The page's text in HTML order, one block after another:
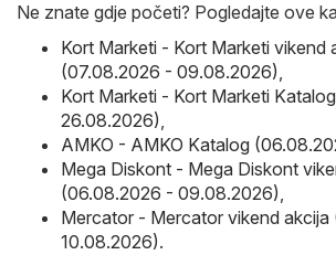
Ne znate gdje početi? Pogledajte ove
Kort Marketi - Kort Marketi vikend
(07.08.2026 - 09.08.2026),
Kort Marketi - Kort Marketi
26.08.2026),
AMKO - AMKO Katalog
Mega Diskont - Mega Diskont
(06.08.2026 - 09.08.2026),
Mercator - Mercator vikend
10.08.2026).